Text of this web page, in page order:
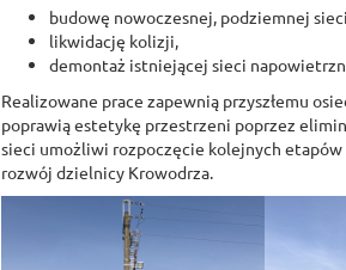
budowę nowoczesnej, podziemnej
likwidację kolizji,
demontaż istniejącej sieci
Realizowane prace zapewnią przyszłemu
poprawią estetykę przestrzeni poprzez
sieci umożliwi rozpoczęcie kolejnych
rozwój dzielnicy Krowodrza.